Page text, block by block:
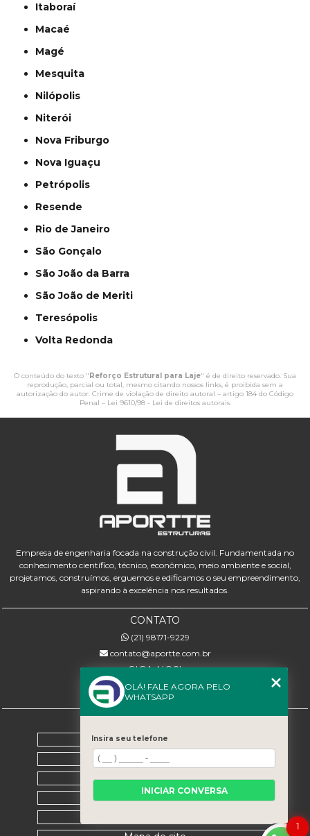
Itaboraí
Macaé
Magé
Mesquita
Nilópolis
Niterói
Nova Friburgo
Nova Iguaçu
Petrópolis
Resende
Rio de Janeiro
São Gonçalo
São João da Barra
São João de Meriti
Teresópolis
Volta Redonda
O conteúdo do texto " Reforço Estrutural para Laje" é de direito reservado. Sua
reprodução, parcial ou total, mesmo citando nossos links, é proibida sem a
autorização do autor. Crime de violação de direito autoral – artigo 184 do Código
Penal – Lei 9610/98 - Lei de direitos autorais.
Empresa de engenharia focada na construção civil. Fundamentada no
conhecimento científico, técnico, econômico, meio ambiente e social,
projetamos, construímos, erguemos e edificamos o seu empreendimento,
aspirando à excelência nos resultados.
CONTATO
(21) 98171-9229
contato@aportte.com.br
SIGA-NOS!
Home
Sobre nós
Serviços
Contato
1
OLÁ! FALE AGORA PELO
WHATSAPP
Insira seu telefone
INICIAR CONVERSA